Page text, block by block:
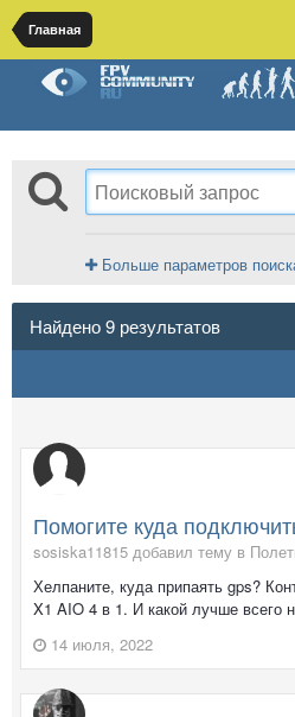
Главная
Больше параметров
Найдено 9 результатов
Помогите куда
sosiska11815 добавил тему в
Хелпаните, куда припаять gps?
X1 AIO 4 в 1. И какой лучше всего
14 июля, 2022